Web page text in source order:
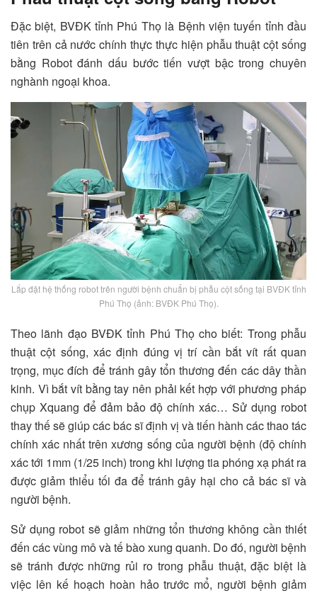
Đặc biệt, BVĐK tỉnh Phú Thọ là Bệnh viện tuyến tỉnh đầu
tiên trên cả nước chính thực thực hiện phẫu thuật cột sống
bằng Robot đánh dấu bước tiến vượt bậc trong chuyên
nghành ngoại khoa.
Lắp đặt hệ thống robot trên người bệnh chuẩn bị phẫu cột sống tại BVĐK tỉnh
Phú Thọ (ảnh: BVĐK Phú Thọ).
Theo lãnh đạo BVĐK tỉnh Phú Thọ cho biết: Trong phẫu
thuật cột sống, xác định đúng vị trí cần bắt vít rất quan
trọng, mục đích để tránh gây tổn thương đến các dây thần
kinh. Vì bắt vít bằng tay nên phải kết hợp với phương pháp
chụp Xquang để đảm bảo độ chính xác… Sử dụng robot
thay thế sẽ giúp các bác sĩ định vị và tiến hành các thao tác
chính xác nhất trên xương sống của người bệnh (độ chính
xác tới 1mm (1/25 inch) trong khi lượng tia phóng xạ phát ra
được giảm thiểu tối đa để tránh gây hại cho cả bác sĩ và
người bệnh.
Sử dụng robot sẽ giảm những tổn thương không cần thiết
đến các vùng mô và tế bào xung quanh. Do đó, người bệnh
sẽ tránh được những rủi ro trong phẫu thuật, đặc biệt là
việc lên kế hoạch hoàn hảo trước mổ, người bệnh giảm